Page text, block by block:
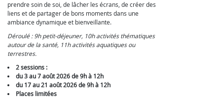
prendre soin de soi, de lâcher les écrans, de créer des
liens et de partager de bons moments dans une
ambiance dynamique et bienveillante.
Déroulé : 9h petit-déjeuner, 10h activités thématiques
autour de la santé, 11h activités aquatiques ou
terrestres.
2 sessions :
du 3 au 7 août 2026 de 9h à 12h
du 17 au 21 août 2026 de 9h à 12h
Places limitées